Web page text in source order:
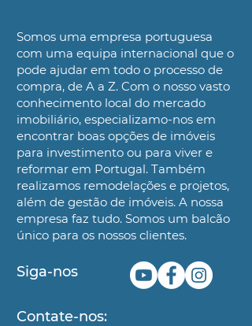
Somos uma empresa portuguesa
com uma equipa internacional que o
pode ajudar em todo o processo de
compra, de A a Z. Com o nosso vasto
conhecimento local do mercado
imobiliário, especializamo-nos em
encontrar boas opções de imóveis
para investimento ou para viver e
reformar em Portugal. Também
realizamos remodelações e projetos,
além de gestão de imóveis. A nossa
empresa faz tudo. Somos um balcão
único para os nossos clientes.
Siga-nos
Contate-nos: